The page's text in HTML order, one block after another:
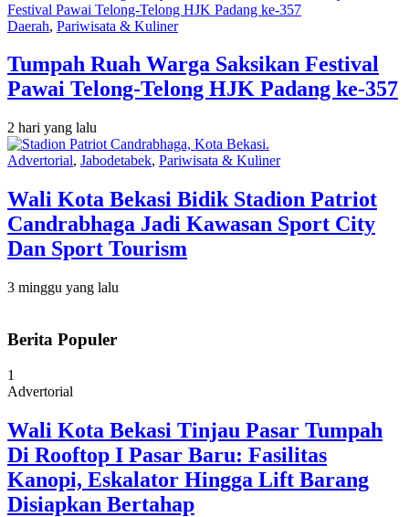
Daerah, Pariwisata & Kuliner
Tumpah Ruah Warga Saksikan Festival
Pawai Telong-Telong HJK Padang ke-357
2 hari yang lalu
Advertorial, Jabodetabek, Pariwisata & Kuliner
Wali Kota Bekasi Bidik Stadion Patriot
Candrabhaga Jadi Kawasan Sport City
Dan Sport Tourism
3 minggu yang lalu
Berita Populer
1
Advertorial
Wali Kota Bekasi Tinjau Pasar Tumpah
Di Rooftop I Pasar Baru: Fasilitas
Kanopi, Eskalator Hingga Lift Barang
Disiapkan Bertahap